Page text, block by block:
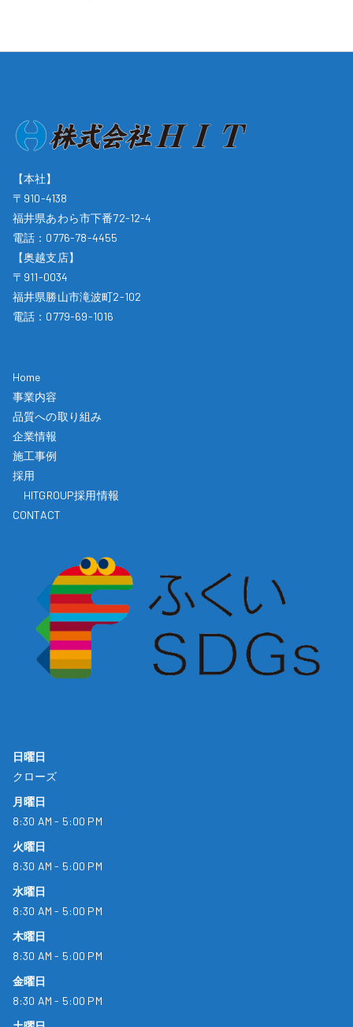
【本社】
〒910-4138
福井県あわら市下番72-12-4
電話： 0776-78-4455
【奥越支店】
〒911-0034
福井県勝山市滝波町2-102
電話： 0779-69-1016
Home
事業内容
品質への取り組み
企業情報
施工事例
採用
HITGROUP採用情報
CONTACT
日曜日
クローズ
月曜日
8:30 AM - 5:00 PM
火曜日
8:30 AM - 5:00 PM
水曜日
8:30 AM - 5:00 PM
木曜日
8:30 AM - 5:00 PM
金曜日
8:30 AM - 5:00 PM